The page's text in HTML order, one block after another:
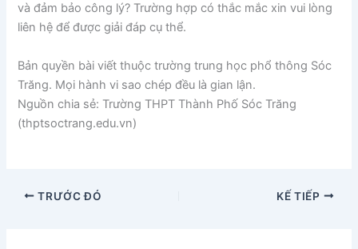
và đảm bảo công lý? Trường hợp có thắc mắc xin vui lòng
liên hệ để được giải đáp cụ thể.
Bản quyền bài viết thuộc trường trung học phổ thông Sóc
Trăng. Mọi hành vi sao chép đều là gian lận.
Nguồn chia sẻ: Trường THPT Thành Phố Sóc Trăng
(thptsoctrang.edu.vn)
TRƯỚC ĐÓ KẾ TIẾP